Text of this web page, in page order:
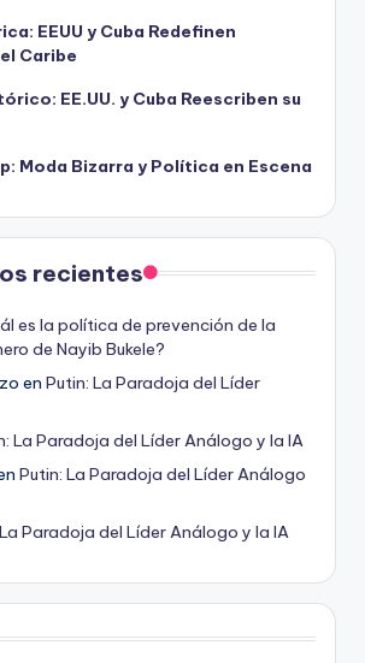
EEUU y Cuba Redefinen
Caribe
EE.UU. y Cuba Reescriben su
Moda Bizarra y Política en Escena
recientes
es la política de prevención de la
de Nayib Bukele?
en Putin: La Paradoja del Líder
La Paradoja del Líder Análogo y la IA
Putin: La Paradoja del Líder Análogo
Paradoja del Líder Análogo y la IA